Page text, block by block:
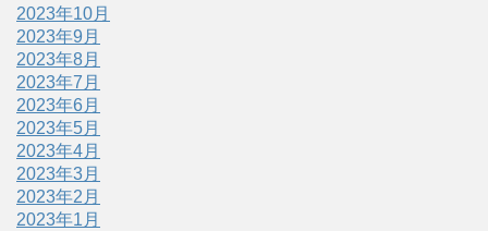
2023年10月
2023年9月
2023年8月
2023年7月
2023年6月
2023年5月
2023年4月
2023年3月
2023年2月
2023年1月